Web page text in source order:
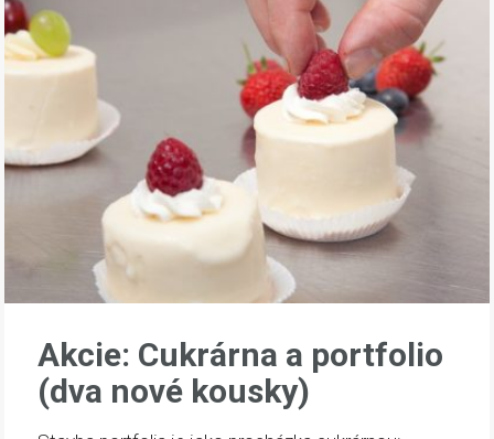
Akcie: Cukrárna a portfolio
(dva nové kousky)